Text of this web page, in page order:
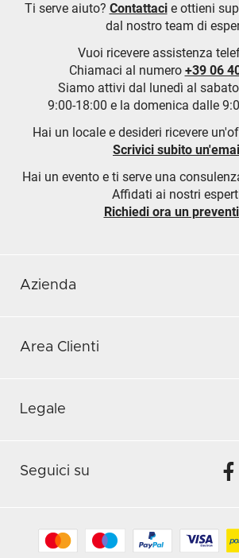
Ti serve aiuto? Contattacie ottieni
dal nostro team di
Vuoi ricevere assistenza
Chiamaci al numero +39 06
Siamo attivi dal lunedì al
9:00-18:00 e la domenica dalle
Hai un locale e desideri ricevere
Scrivici subito
Hai un evento e ti serve una
Affidati ai nostri
Richiedi ora un
Azienda
Area Clienti
Legale
Seguici su